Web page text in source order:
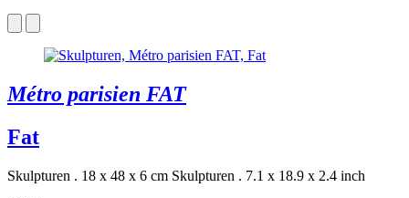
Métro parisien FAT
Fat
Skulpturen . 18 x 48 x 6 cm Skulpturen . 7.1 x 18.9 x 2.4 inch